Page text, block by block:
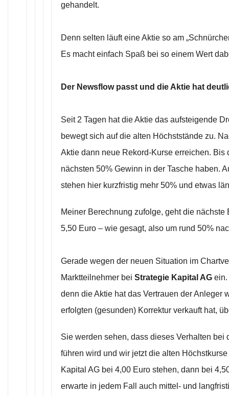
gehandelt.
Denn selten läuft eine Aktie so am
Es macht einfach Spaß bei so einem Wert
Der Newsflow passt und die Aktie hat
Seit 2 Tagen hat die Aktie das aufsteigende
bewegt sich auf die alten Höchststände zu.
Aktie dann neue Rekord-Kurse erreichen.
nächsten 50% Gewinn in der Tasche haben.
stehen hier kurzfristig mehr 50% und etwas
Meiner Berechnung zufolge, geht die
5,50 Euro – wie gesagt, also um rund 50%
Gerade wegen der neuen Situation im
Marktteilnehmer bei Strategie Kapital AG ein.
denn die Aktie hat das Vertrauen der Anleger
erfolgten (gesunden) Korrektur verkauft hat,
Sie werden sehen, dass dieses Verhalten
führen wird und wir jetzt die alten
Kapital AG bei 4,00 Euro stehen, dann bei
erwarte in jedem Fall auch mittel- und